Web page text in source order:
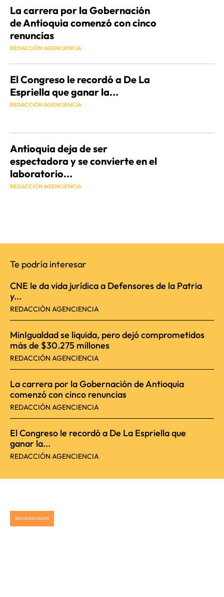
La carrera por la Gobernación
de Antioquia comenzó con cinco
renuncias
REDACCIÓN AGENCIENCIA
El Congreso le recordó a De La
Espriella que ganar la...
REDACCIÓN AGENCIENCIA
Antioquia deja de ser
espectadora y se convierte en el
laboratorio...
REDACCIÓN AGENCIENCIA
Te podría interesar
CNE le da vida jurídica a Defensores de la Patria
y...
REDACCIÓN AGENCIENCIA
MinIgualdad se liquida, pero dejó comprometidos
más de $30.275 millones
REDACCIÓN AGENCIENCIA
La carrera por la Gobernación de Antioquia
comenzó con cinco renuncias
REDACCIÓN AGENCIENCIA
El Congreso le recordó a De La Espriella que
ganar la...
REDACCIÓN AGENCIENCIA
RECOMENDADOS